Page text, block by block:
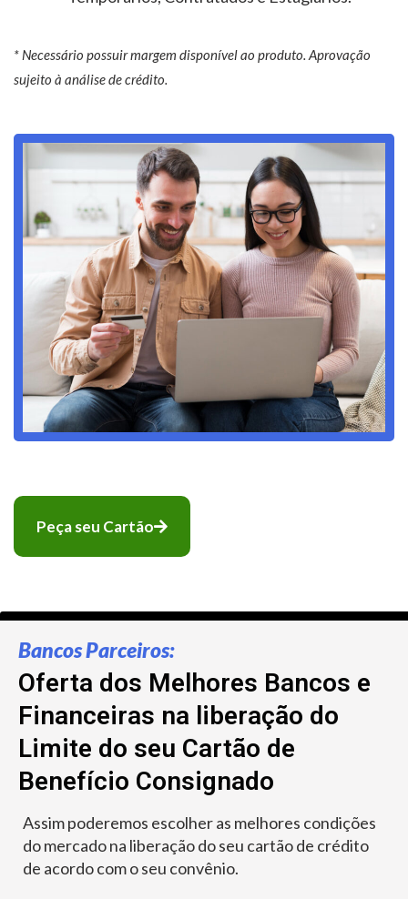
* Necessário possuir margem disponível ao produto. Aprovação
sujeito à análise de crédito.
Peça seu Cartão
Bancos Parceiros:
Oferta dos Melhores Bancos e
Financeiras na liberação do
Limite do seu Cartão de
Benefício Consignado
Assim poderemos escolher as melhores condições
do mercado na liberação do seu cartão de crédito
de acordo com o seu convênio.